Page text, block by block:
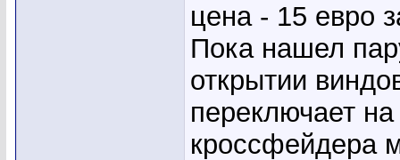
цена - 15 евро
Пока нашел
открытии
переключает
кроссфейдера